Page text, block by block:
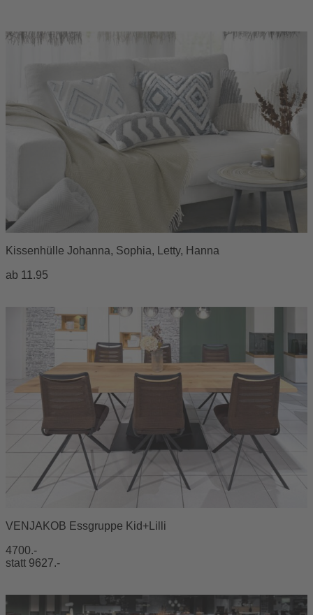
Kissenhülle Johanna, Sophia, Letty, Hanna
ab 11.95
VENJAKOB Essgruppe Kid+Lilli
4700.-
statt 9627.-